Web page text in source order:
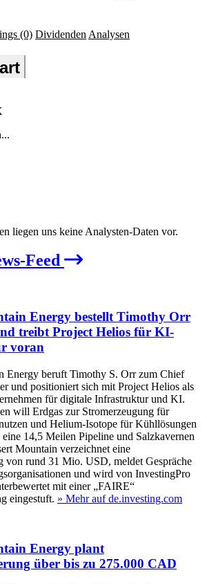
(0) Dividenden Analysen
liegen uns keine Analysten-Daten vor.
Feed
Energy bestellt Timothy Orr
treibt Project Helios für KI-
voran
Energy beruft Timothy S. Orr zum Chief
und positioniert sich mit Project Helios als
für digitale Infrastruktur und KI.
will Erdgas zur Stromerzeugung für
und Helium‑Isotope für Kühllösungen
eine 14,5 Meilen Pipeline und Salzkavernen
Mountain verzeichnet eine
von rund 31 Mio. USD, meldet Gespräche
und wird von InvestingPro
mit einer „FAIRE“
eingestuft. » Mehr auf de.investing.com
Energy plant
über bis zu 275.000 CAD